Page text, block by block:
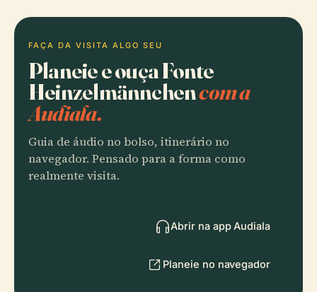
FAÇA DA VISITA ALGO SEU
Planeie e ouça Fonte
Heinzelmännchencom a
Audiala.
Guia de áudio no bolso, itinerário no
navegador. Pensado para a forma como
realmente visita.
Abrir na app Audiala
Planeie no navegador